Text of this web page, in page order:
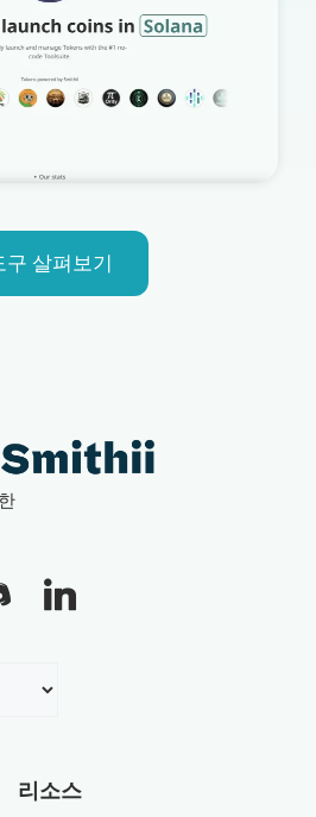
구 살펴보기
리소스